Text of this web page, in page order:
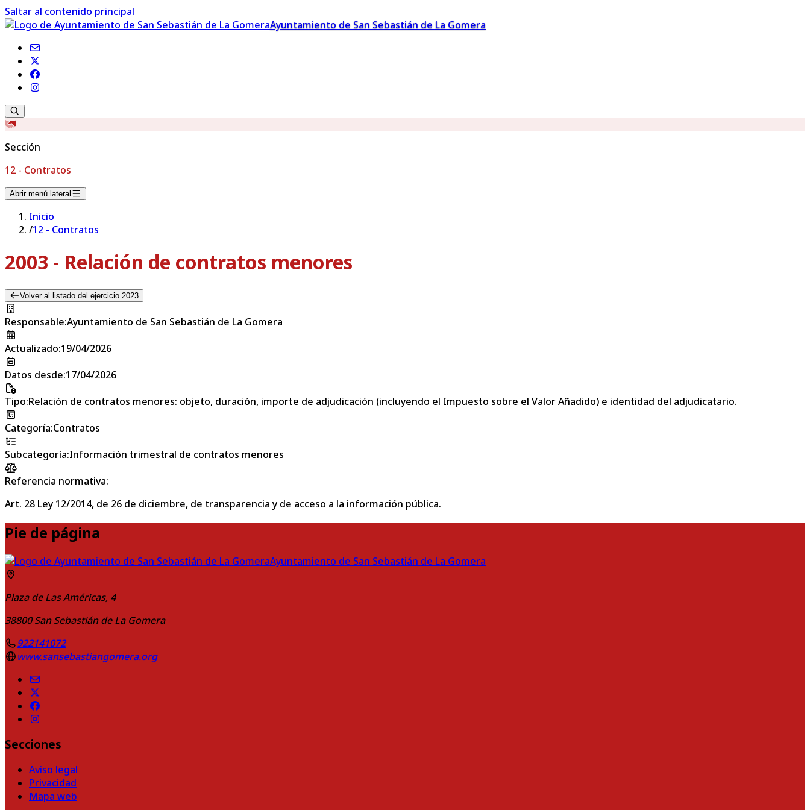
Saltar al contenido principal
Ayuntamiento de San Sebastián de La Gomera
Sección
12 - Contratos
Abrir menú lateral
Inicio
/12 - Contratos
2003 - Relación de contratos menores
Volver al listado del ejercicio 2023
Responsable:Ayuntamiento de San Sebastián de La Gomera
Actualizado:19/04/2026
Datos desde:17/04/2026
Tipo:Relación de contratos menores: objeto, duración, importe de adjudicación (incluyendo el Impuesto sobre el Valor Añadido) e identidad del adjudicatario.
Categoría:Contratos
Subcategoría:Información trimestral de contratos menores
Referencia normativa:
Art. 28 Ley 12/2014, de 26 de diciembre, de transparencia y de acceso a la información pública.
Pie de página
Ayuntamiento de San Sebastián de La Gomera
Plaza de Las Américas, 4
38800 San Sebastián de La Gomera
922141072
www.sansebastiangomera.org
Secciones
Aviso legal
Privacidad
Mapa web